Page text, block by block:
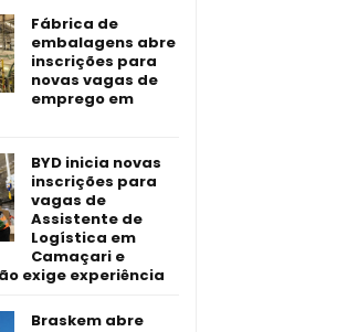
Fábrica de
embalagens abre
inscrições para
novas vagas de
emprego em
BYD inicia novas
inscrições para
vagas de
Assistente de
Logística em
Camaçari e
exige experiência
Braskem abre